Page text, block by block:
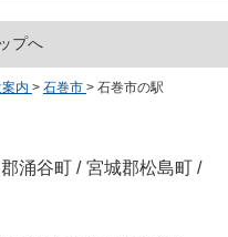
プへ
内 > 石巻市 > 石巻市の駅
涌谷町 / 宮城郡松島町 /